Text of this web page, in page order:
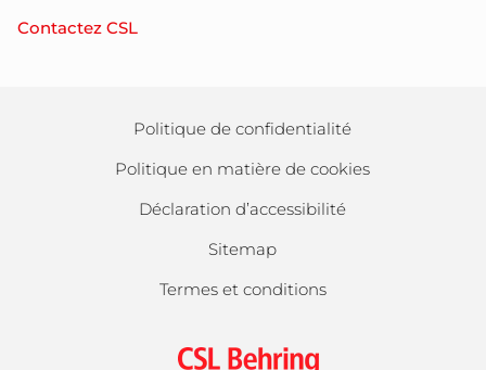
Contactez CSL
Politique de confidentialité
Politique en matière de cookies
Déclaration d’accessibilité
Sitemap
Termes et conditions